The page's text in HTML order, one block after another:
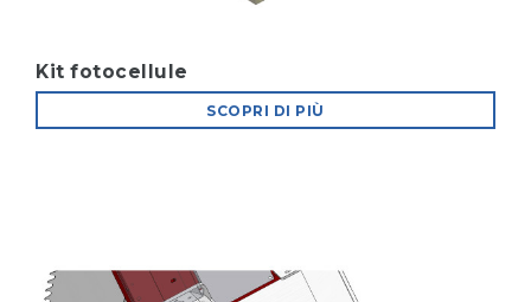
Kit fotocellule
SCOPRI DI PIÙ